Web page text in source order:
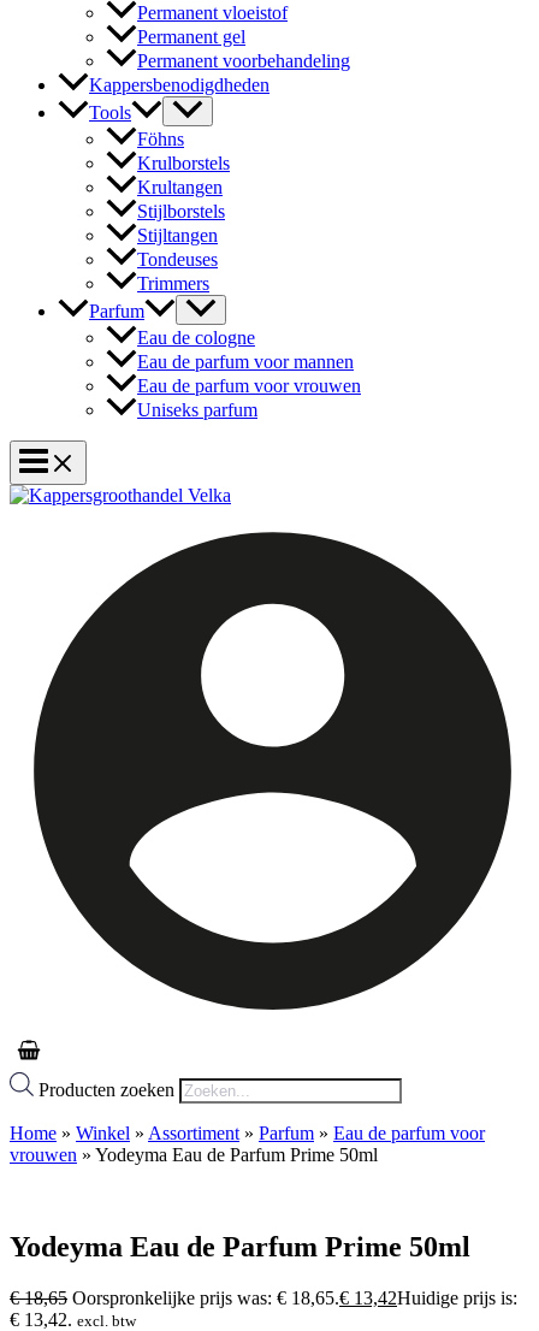
Permanent vloeistof
Permanent gel
Permanent voorbehandeling
Kappersbenodigdheden
Tools
Föhns
Krulborstels
Krultangen
Stijlborstels
Stijltangen
Tondeuses
Trimmers
Parfum
Eau de cologne
Eau de parfum voor mannen
Eau de parfum voor vrouwen
Uniseks parfum
Producten zoeken
Home » Winkel » Assortiment » Parfum » Eau de parfum voor
vrouwen » Yodeyma Eau de Parfum Prime 50ml
Yodeyma Eau de Parfum Prime 50ml
€18,65 Oorspronkelijke prijs was: € 18,65.€ 13,42Huidige prijs is:
€ 13,42. excl. btw